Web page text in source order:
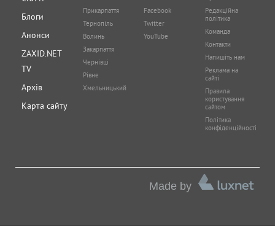
Блоги
Анонси
ZAXID.NET
TV
Архів
Карта сайту
Прикарпаття
Тернопіль
Волинь
Закарпаття
Чернівці
Рівне
Хмельницький
Facebook
Twitter
YouTube
Редакційна
політика
Команда
Контакти
Напишіть нам
Реклама на
сайті
Правила
користування
сайтом
Політика
конфіденційності
Made by